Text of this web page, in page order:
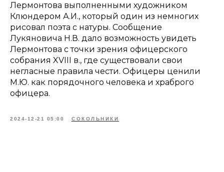
Лермонтова выполненными художником
Клюндером А.И., который один из немногих
рисовал поэта с натуры. Сообщение
Лукяновича Н.В. дало возможность увидеть
Лермонтова с точки зрения офицерского
собрания XVIII в., где существовали свои
негласные правила чести. Офицеры ценили
М.Ю. как порядочного человека и храброго
офицера.
2024-12-21 05:00 СОКОЛЬНИКИ